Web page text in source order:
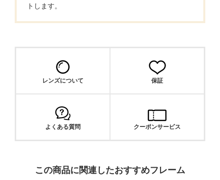
トします。
レンズについて 保証
よくある質問 クーポンサービス
この商品に関連したおすすめフレーム